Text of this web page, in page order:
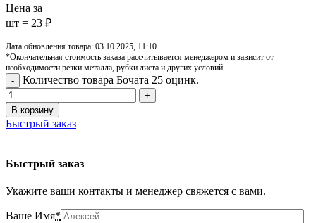
Цена за
шт = 23 ₽
Дата обновления товара: 03.10.2025, 11:10
*Окончательная стоимость заказа рассчитывается менеджером и зависит от
необходимости резки металла, рубки листа и других условий.
Количество товара Бочата 25 оцинк.
В корзину
Быстрый заказ
Быстрый заказ
Укажите ваши контакты и менеджер свяжется с вами.
Ваше Имя*